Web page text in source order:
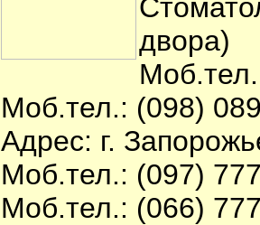
двора)
Моб.тел.: (098)
Адрес: г.
Моб.тел.: (097)
Моб.тел.: (066)